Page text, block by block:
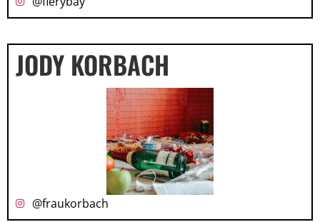
JODY KORBACH
@fraukorbach